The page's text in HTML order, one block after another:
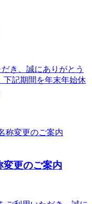
き、誠にありがとう
下記期間を年末年始休
変更のご案内